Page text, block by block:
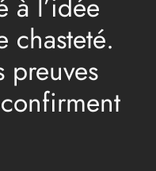
chasteté.
preuves